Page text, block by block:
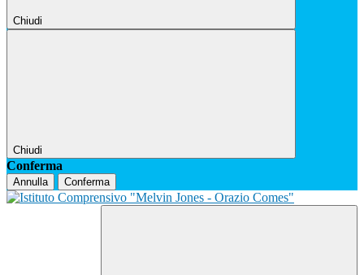
Chiudi
Chiudi
Conferma
Annulla Conferma